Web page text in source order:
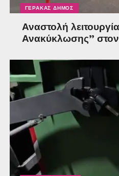
ΓΈΡΑΚΑΣ ΔΉΜΟΣ
Αναστολή
Ανακύκλωσης”